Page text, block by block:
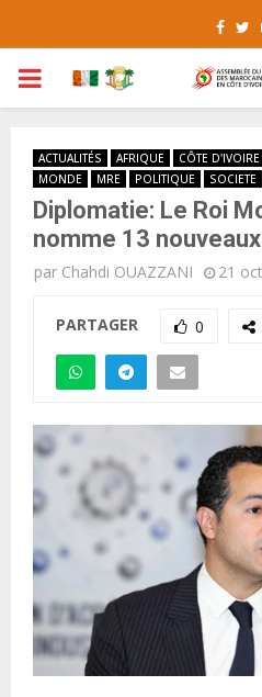
PRIMARY
ACTUALITÉS AFRIQUE CÔTE D'IVOIRE
MONDE
MRE POLITIQUE SOCIETE
Diplomatie: Le Roi
nomme 13
par Chahdi OUAZZANI 21
PARTAGER 0